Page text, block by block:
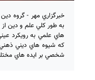
خبرگزاري مهر - گروه
به طور كلي علم و دين
هاي علمي به رويكرد
كه شيوه هاي ديني ذهني
شخصي بر ايده هاي